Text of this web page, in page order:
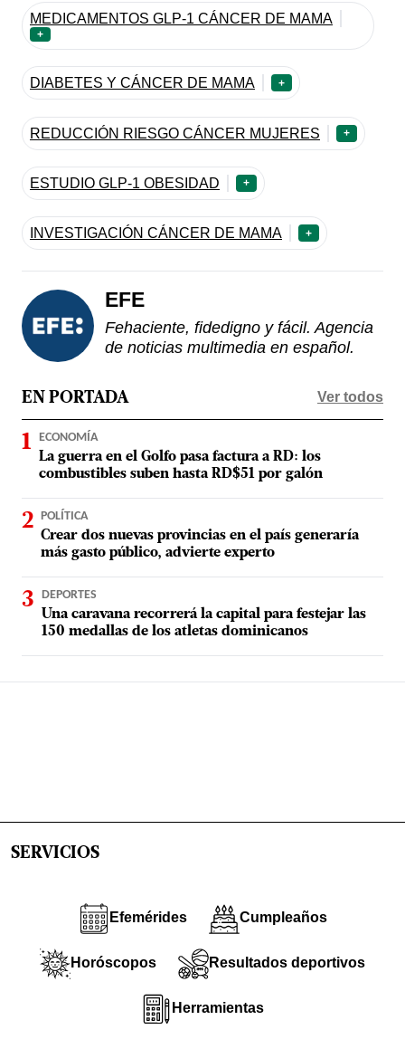
MEDICAMENTOS GLP-1 CÁNCER DE MAMA
+
DIABETES Y CÁNCER DE MAMA +
REDUCCIÓN RIESGO CÁNCER MUJERES +
ESTUDIO GLP-1 OBESIDAD +
INVESTIGACIÓN CÁNCER DE MAMA +
EFE
Fehaciente, fidedigno y fácil. Agencia
de noticias multimedia en español.
EN PORTADA Ver todos
ECONOMÍA
La guerra en el Golfo pasa factura a RD: los
combustibles suben hasta RD$51 por galón
POLÍTICA
Crear dos nuevas provincias en el país generaría
más gasto público, advierte experto
DEPORTES
Una caravana recorrerá la capital para festejar las
150 medallas de los atletas dominicanos
SERVICIOS
Efemérides Cumpleaños
Horóscopos Resultados deportivos
Herramientas